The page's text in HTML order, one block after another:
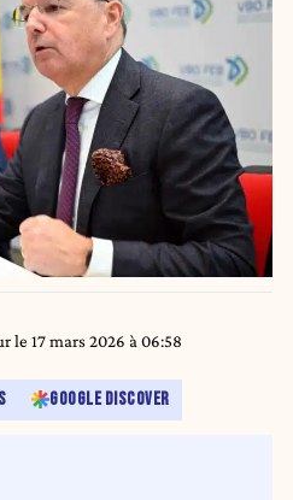
le 17 mars 2026 à 06:58
GOOGLE DISCOVER